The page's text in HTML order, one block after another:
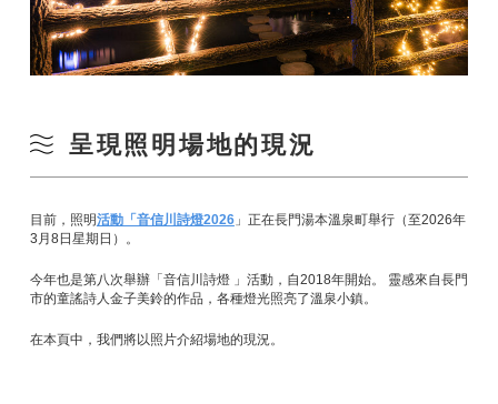
呈現照明場地的現況
目前，照明活動「音信川詩燈2026」正在長門湯本溫泉町舉行（至2026年
3月8日星期日）。
今年也是第八次舉辦「音信川詩燈 」活動，自2018年開始。 靈感來自長門
市的童謠詩人金子美鈴的作品，各種燈光照亮了溫泉小鎮。
在本頁中，我們將以照片介紹場地的現況。